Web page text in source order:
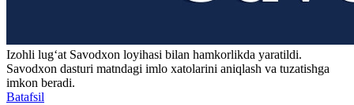
Izohli lugʻat Savodxon loyihasi bilan hamkorlikda yaratildi.
Savodxon dasturi matndagi imlo xatolarini aniqlash va tuzatishga
imkon beradi.
Batafsil